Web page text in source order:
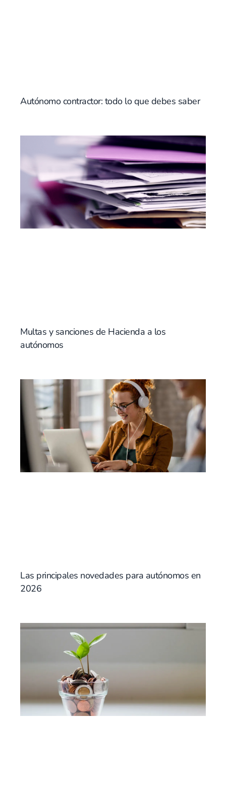
Autónomo contractor: todo lo que debes saber
Multas y sanciones de Hacienda a los
autónomos
Las principales novedades para autónomos en
2026